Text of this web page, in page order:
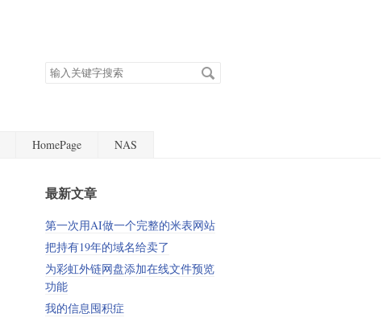
搜
HomePage NAS
最新文章
第一次用AI做一个完整的米表网站
把持有19年的域名给卖了
为彩虹外链网盘添加在线文件预览
功能
我的信息囤积症